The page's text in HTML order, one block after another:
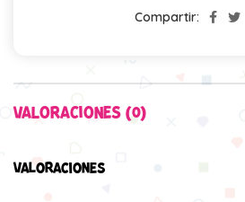
Compartir:
VALORACIONES (0)
VALORACIONES